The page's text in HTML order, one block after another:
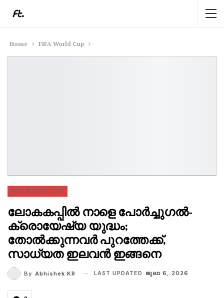
Home FIFA World Cup
FIFA WORLD CUP
ലോകകപ്പിൽ നാളെ പോർച്ചുഗൽ-
ക്രൊയേഷ്യ യുദ്ധം;
തോൽക്കുന്നവർ പുറത്തേക്ക്,
സാധ്യത ഇലവൻ ഇങ്ങനെ
By Abhishek KR LAST UPDATED ജുലാ 6, 2026